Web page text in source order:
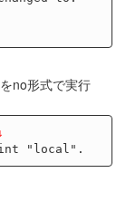
no形式で実行